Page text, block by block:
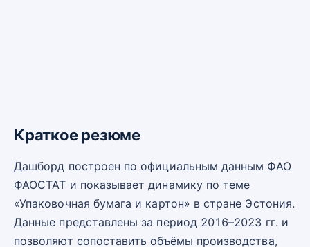
Краткое резюме
Дашборд построен по официальным данным ФАО
ФАОСТАТ и показывает динамику по теме
«Упаковочная бумага и картон» в стране Эстония.
Данные представлены за период 2016–2023 гг. и
позволяют сопоставить объёмы производства,